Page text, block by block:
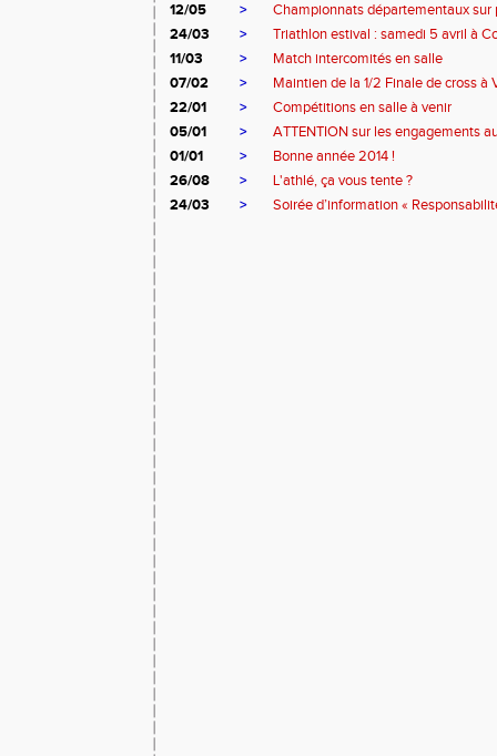
12/05
>
Championnats départementaux sur
24/03
>
Triathlon estival : samedi 5 avril à
11/03
>
Match intercomités en salle
07/02
>
Maintien de la 1/2 Finale de cross à
22/01
>
Compétitions en salle à venir
05/01
>
ATTENTION sur les engagements
01/01
>
Bonne année 2014 !
26/08
>
L'athlé, ça vous tente ?
24/03
> Soirée d’information «